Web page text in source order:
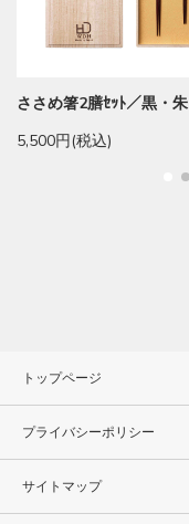
ささめ箸2膳ｾｯﾄ／黒・朱
5,500円(税込)
トップページ
プライバシーポリシー
サイトマップ